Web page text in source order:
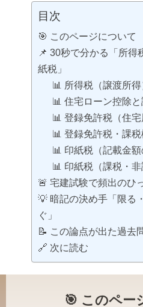
目次
🎯 このページについて
📌 30秒で分かる「所得
紙税」
📊 所得税（譲渡所得
📊 住宅ローン控除
📊 登録免許税（住宅
📊 登録免許税・課
📊 印紙税（記載金額
📊 印紙税（課税・非
🚨 宅建試験で頻出のひ
💡 暗記の決め手「限る
ぐ」
📝 この論点が出た過去
🔗 次に読む
🎯 このペー